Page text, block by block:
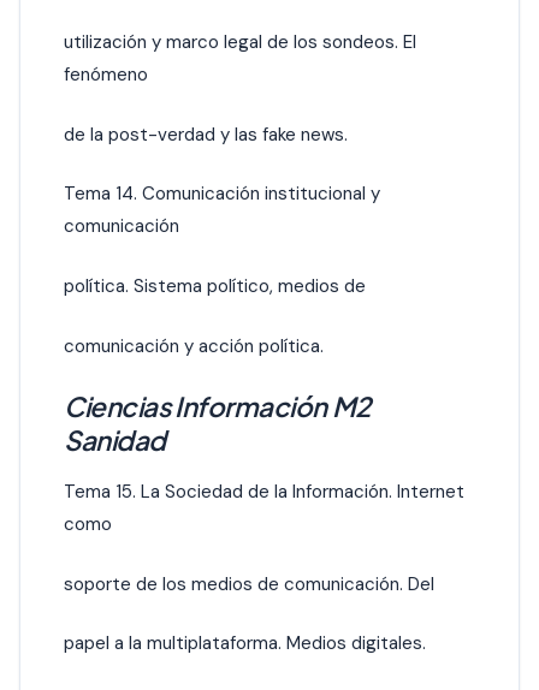
utilización y marco legal de los sondeos. El
fenómeno
de la post-verdad y las fake news.
Tema 14. Comunicación institucional y
comunicación
política. Sistema político, medios de
comunicación y acción política.
Ciencias Información M2
Sanidad
Tema 15. La Sociedad de la Información. Internet
como
soporte de los medios de comunicación. Del
papel a la multiplataforma. Medios digitales.